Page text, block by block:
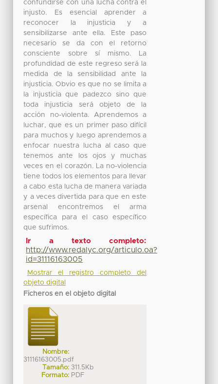
confundirse con una lucha contra el
injusto. Es esencial aprender a
reconocer la injusticia y a
sensibilizarse ante ella. Este paso
necesario se da con el retorno
consciente sobre sí mismo. La
profundidad de este regreso será la
medida de la sensibilidad ante la
injusticia. Obvio es que no se limita a
la injusticia que padezco sino que
toda injusticia será objeto de la
acción no-violenta. Aprendemos a
luchar, que es un primer paso difícil
para muchos y luego aprendemos a
enfocar nuestra lucha al caso que
tenemos ante los ojos y muchas
veces en el corazón. La no-violencia
tiene todos los elementos para llevar
a cabo esta lucha de manera variada
y a veces divertida para que en este
arsenal encontremos el arma
específica para el caso específico
que sufrimos.
Ir a texto completo:
http://www.redalyc.org/articulo.oa?
id=31116163005
Mostrar el registro completo del
objeto digital
Ficheros en el objeto digital
Nombre:
31116163005.pdf
Tamaño: 311.5Kb
Formato: PDF